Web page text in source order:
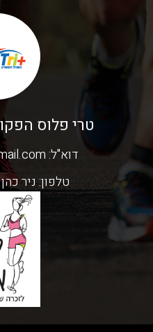
טרי פלוס
דוא"ל:
טלפון: ניר כהן 050-